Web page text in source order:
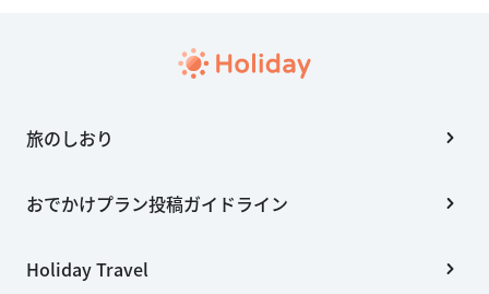
旅のしおり
おでかけプラン投稿ガイドライン
Holiday Travel